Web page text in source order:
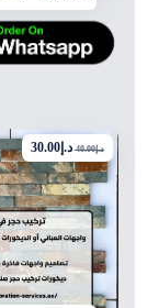
د.إ40.00 د.إ30.00